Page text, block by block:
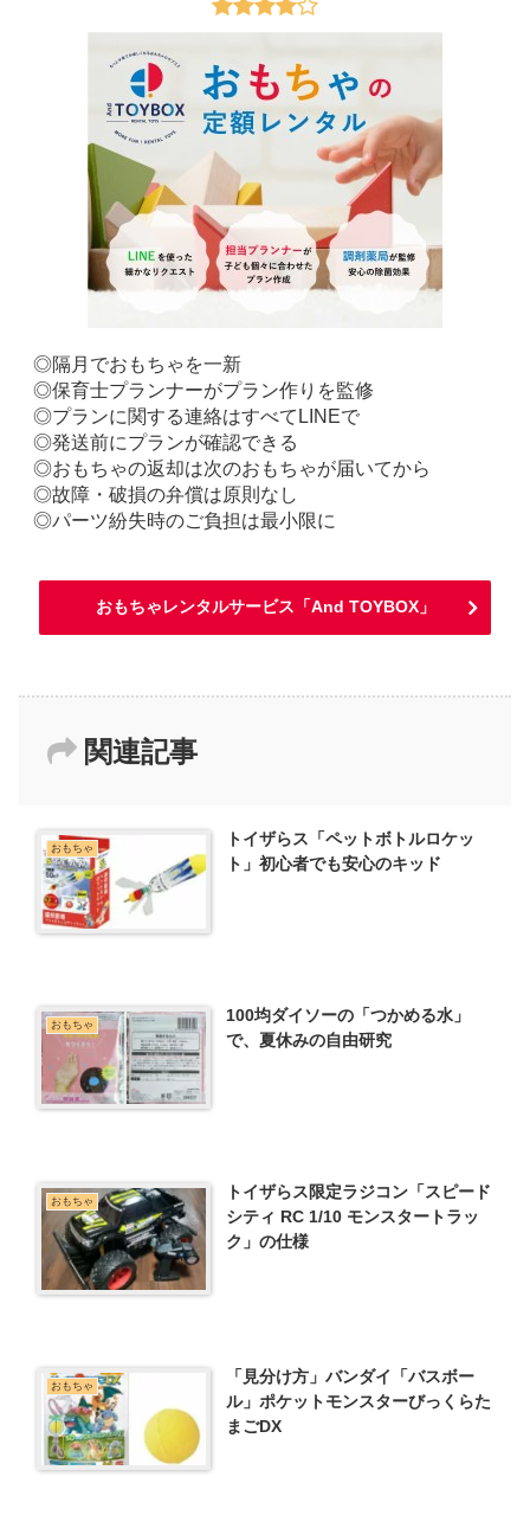
◎隔月でおもちゃを一新
◎保育士プランナーがプラン作りを監修
◎プランに関する連絡はすべてLINEで
◎発送前にプランが確認できる
◎おもちゃの返却は次のおもちゃが届いてから
◎故障・破損の弁償は原則なし
◎パーツ紛失時のご負担は最小限に
おもちゃレンタルサービス「And TOYBOX」
関連記事
おもちゃ
トイザらス「ペットボトルロケッ
ト」初心者でも安心のキッド
おもちゃ
100均ダイソーの「つかめる水」
で、夏休みの自由研究
おもちゃ
トイザらス限定ラジコン「スピード
シティ RC 1/10 モンスタートラッ
ク」の仕様
おもちゃ
「見分け方」バンダイ「バスボー
ル」ポケットモンスターびっくらた
まごDX